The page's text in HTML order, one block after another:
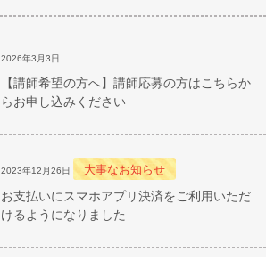
2026年3月3日
【講師希望の方へ】講師応募の方はこちらか
らお申し込みください
2023年12月26日 大事なお知らせ
お支払いにスマホアプリ決済をご利用いただ
けるようになりました